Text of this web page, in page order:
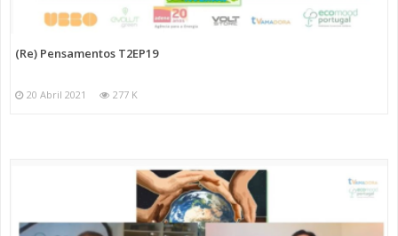
(Re) Pensamentos T2EP19
20 Abril 2021 277 K